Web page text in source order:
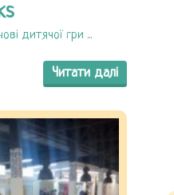
дитячої гри ...
Читати далі